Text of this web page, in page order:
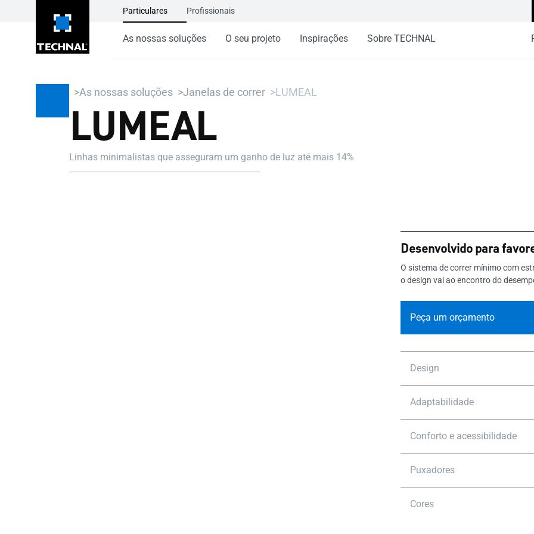
Particulares Profissionais
As nossas soluções O seu projeto Inspirações Sobre TECHNAL
As nossas soluções Janelas de correr LUMEAL
LUMEAL
Linhas minimalistas que asseguram um ganho de luz até mais 14%
Desenvolvido para
O sistema de correr mínimo com
o design vai ao encontro do
Peça um orçamento
Design
Adaptabilidade
Conforto e acessibilidade
Puxadores
Cores